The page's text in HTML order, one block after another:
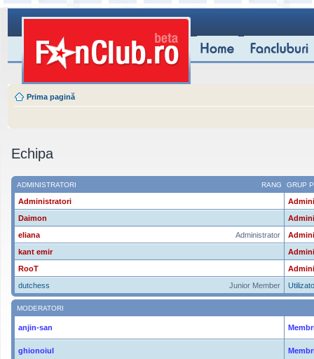
Prima pagină
Echipa
RANG
ADMINISTRATORI GRUP
Administratori
Daimon
Administrator
eliana
kant emir
RooT
Junior Member
dutchess
MODERATORI
anjin-san
ghionoiul